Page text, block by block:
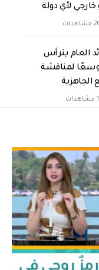
خارجي لأي دولة
العام يترأس
موسعًا لمناقشة
الجاهزية